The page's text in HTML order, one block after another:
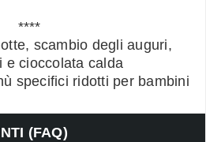
****
scambio degli auguri,
e cioccolata calda
specifici ridotti per bambini
(FAQ)